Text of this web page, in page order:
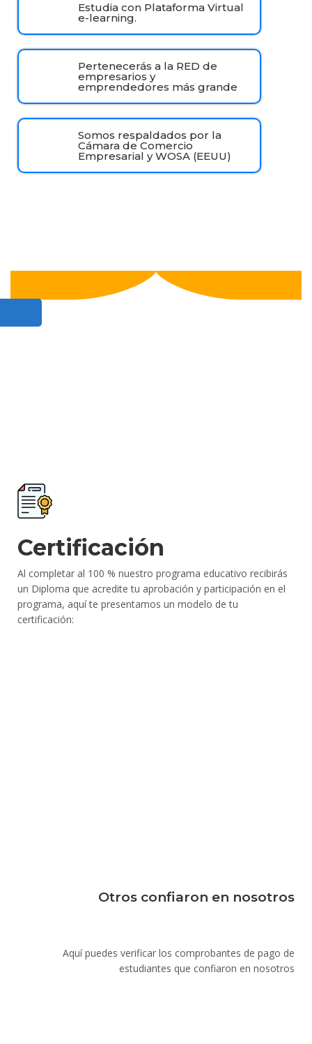
Estudia con Plataforma Virtual
e-learning.
Pertenecerás a la RED de
empresarios y
emprendedores más grande
Somos respaldados por la
Cámara de Comercio
Empresarial y WOSA (EEUU)
Certificación
Al completar al 100 % nuestro programa educativo recibirás
un Diploma que acredite tu aprobación y participación en el
programa, aquí te presentamos un modelo de tu
certificación:
Otros confiaron en nosotros
Aquí puedes verificar los comprobantes de pago de
estudiantes que confiaron en nosotros